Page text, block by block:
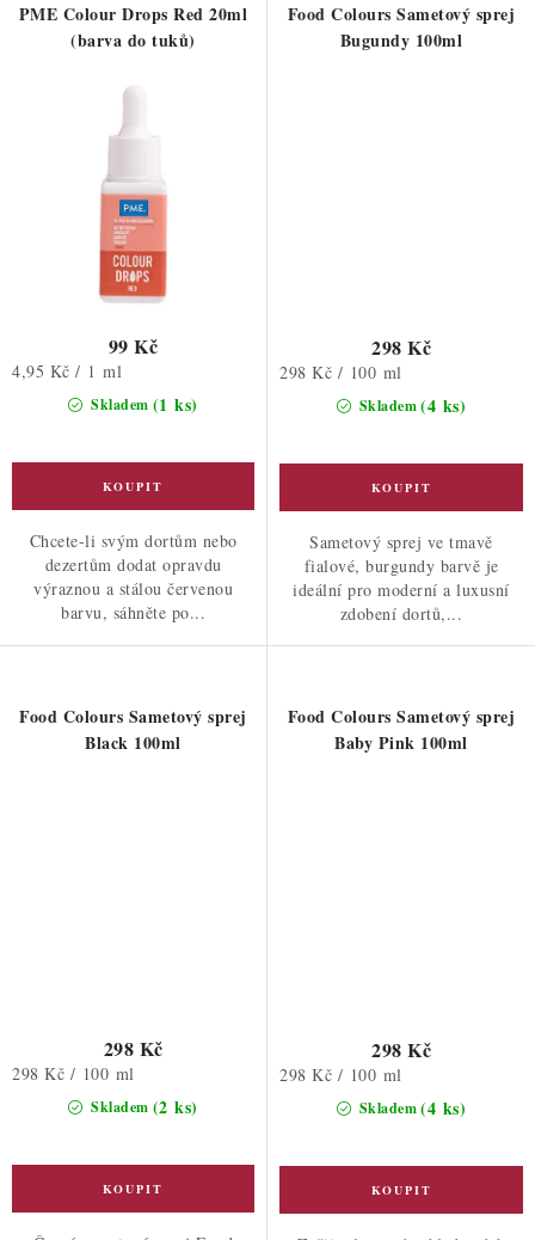
PME Colour Drops Red 20ml
(barva do tuků)
Skladem (1 ks)
99 Kč
Měrná
4,95 Kč / 1 ml
Chcete-li svým dortům nebo
dezertům dodat opravdu
výraznou a stálou červenou
barvu, sáhněte po...
Food Colours Sametový sprej
Bugundy 100ml
Skladem(4 ks)
298 Kč
Měrná
298 Kč / 100 ml
Sametový sprej ve tmavě
fialové, burgundy barvě je
ideální pro moderní a luxusní
zdobení dortů,...
Food Colours Sametový sprej
Black 100ml
Skladem (2 ks)
298 Kč
Měrná
298 Kč / 100 ml
Food Colours Sametový sprej
Baby Pink 100ml
Skladem(4 ks)
298 Kč
Měrná
298 Kč / 100 ml